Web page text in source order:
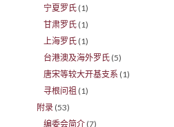
宁夏罗氏 (1)
甘肃罗氏 (1)
上海罗氏 (1)
台港澳及海外罗氏 (5)
唐宋等较大开基支系 (1)
寻根问祖 (1)
附录 (53)
编委会简介 (7)